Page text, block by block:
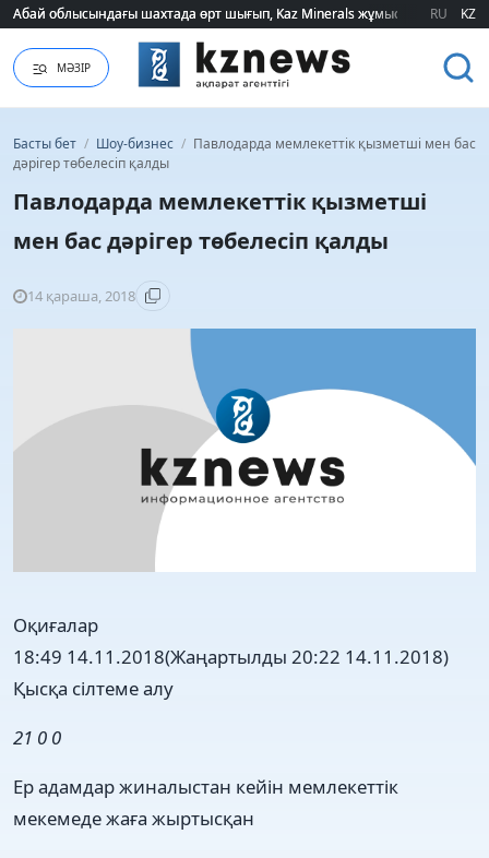
Абай облысындағы шахтада өрт шығып, Kaz Minerals жұмысшылары
Абай облысындағы шахтада өрт шығып, Kaz Minerals жұмысшылары
RU KZ
МӘЗІР
Басты бет / Шоу-бизнес / Павлодарда мемлекеттік қызметші мен бас
дәрігер төбелесіп қалды
Павлодарда мемлекеттік қызметші
мен бас дәрігер төбелесіп қалды
14 қараша, 2018
Оқиғалар
18:49 14.11.2018(Жаңартылды 20:22 14.11.2018)
Қысқа сілтеме алу
21 0 0
Ер адамдар жиналыстан кейін мемлекеттік
мекемеде жаға жыртысқан